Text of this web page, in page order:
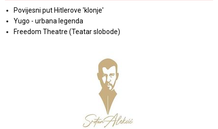
Povijesni put Hitlerove 'klonje'
Yugo - urbana legenda
Freedom Theatre (Teatar slobode)